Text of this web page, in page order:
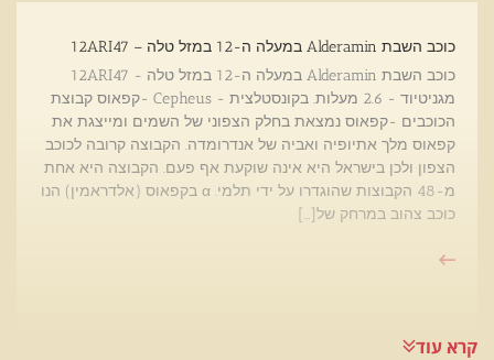
כוכב השבת Alderamin במעלה ה-12 במזל טלה – 12ARI47
כוכב השבת Alderamin במעלה ה-12 במזל טלה - 12ARI47
מגניטיוד - 2.6 מעלות. בקונסטלצית - Cepheus -קפאוס קבוצת
הכוכבים -קפאוס נמצאת בחלק הצפוני של השמים ומייצגת את
קפאוס מלך אתיופיה ואביה של אנדרומדה. הקבוצה קרובה לכוכב
הצפון ולכן בישראל היא אינה שוקעת אף פעם. הקבוצה היא אחת
מ-48 הקבוצות שהוגדרו על ידי תלמי. α בקפאוס (אלדראמין) הנו
כוכב צהוב במרחק של[…]
קרא עוד